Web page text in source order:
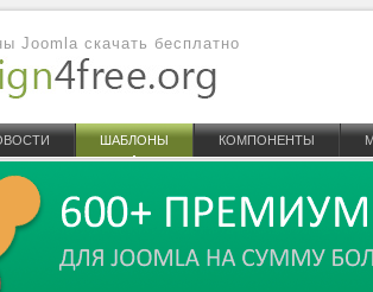
Joomla скачать бесплатно
ШАБЛОНЫ КОМПОНЕНТЫ